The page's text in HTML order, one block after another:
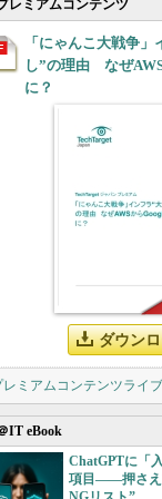
レミアムコンテンツ
「にゃんこ大戦争
し”の理由 なぜ
に？
ダウン
レミアムコンテンツライ
IT eBook
ChatGPTに「
項目――押さえ